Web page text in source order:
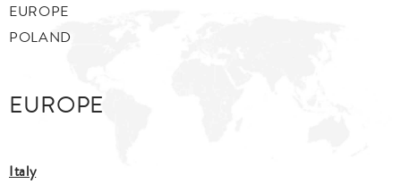
EUROPE
POLAND
EUROPE
Italy